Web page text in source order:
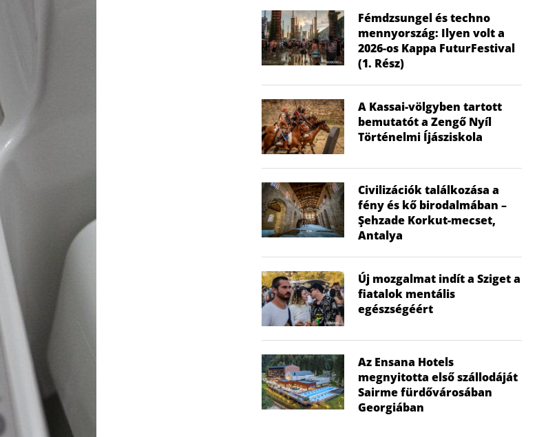
Fémdzsungel és techno
mennyország: Ilyen volt a
2026-os Kappa FuturFestival
(1. Rész)
A Kassai-völgyben tartott
bemutatót a Zengő Nyíl
Történelmi Íjásziskola
Civilizációk találkozása a
fény és kő birodalmában –
Şehzade Korkut-mecset,
Antalya
Új mozgalmat indít a Sziget a
fiatalok mentális
egészségéért
Az Ensana Hotels
megnyitotta első szállodáját
Sairme fürdővárosában
Georgiában